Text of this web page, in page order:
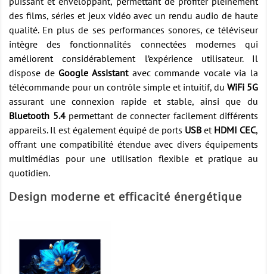
des films, séries et jeux vidéo avec un rendu audio de haute
qualité. En plus de ses performances sonores, ce téléviseur
intègre des fonctionnalités connectées modernes qui
améliorent considérablement l’expérience utilisateur. Il
dispose de Google Assistantavec commande vocale via la
télécommande pour un contrôle simple et intuitif, du WiFi 5G
assurant une connexion rapide et stable, ainsi que du
Bluetooth 5.4permettant de connecter facilement différents
appareils. Il est également équipé de ports USB et HDMI CEC,
offrant une compatibilité étendue avec divers équipements
multimédias pour une utilisation flexible et pratique au
quotidien.
Design moderne et efficacité énergétique